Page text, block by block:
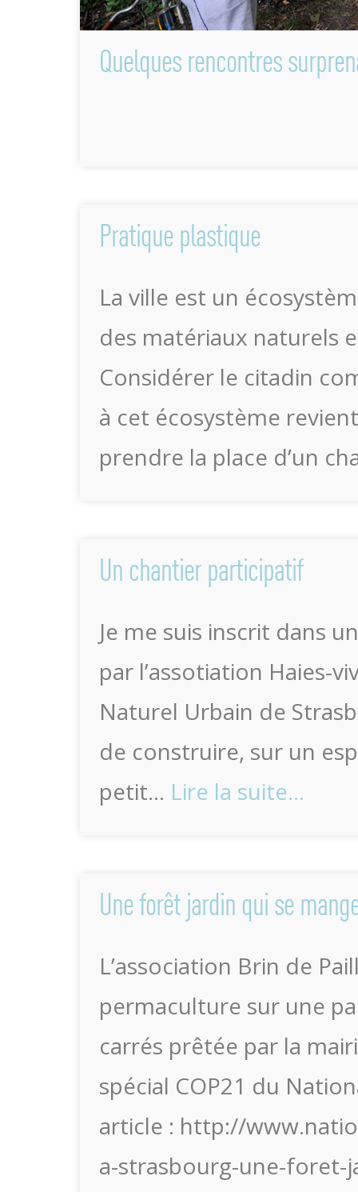
Quelques rencontres
Pratique plastique
La ville est un
des matériaux naturels
Considérer le citadin
à cet écosystème
prendre la place d’un
Un chantier participatif
Je me suis inscrit dans
par l’assotiation Haies-
Naturel Urbain de
de construire, sur un
petit… Lire la suite…
Une forêt jardin qui se
L’association Brin de
permaculture sur une
carrés prêtée par la
spécial COP21 du
article : http://
a-strasbourg-une-